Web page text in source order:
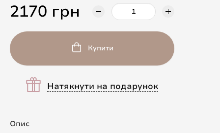
2170 грн
Купити
Натякнути на подарунок
Опис